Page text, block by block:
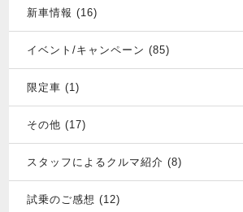
新車情報 (16)
イベント/キャンペーン (85)
限定車 (1)
その他 (17)
スタッフによるクルマ紹介 (8)
試乗のご感想 (12)